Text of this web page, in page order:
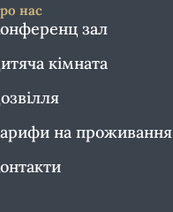
нас
зал
кімната
на проживання